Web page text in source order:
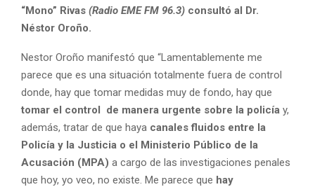
“Mono” Rivas (Radio EME FM 96.3) consultó al Dr.
Néstor Oroño.
Nestor Oroño manifestó que “Lamentablemente me
parece que es una situación totalmente fuera de control
donde, hay que tomar medidas muy de fondo, hay que
tomar el control de manera urgente sobre la policía y,
además, tratar de que haya canales fluidos entre la
Policía y la Justicia o el Ministerio Público de la
Acusación (MPA) a cargo de las investigaciones penales
que hoy, yo veo, no existe. Me parece que hay